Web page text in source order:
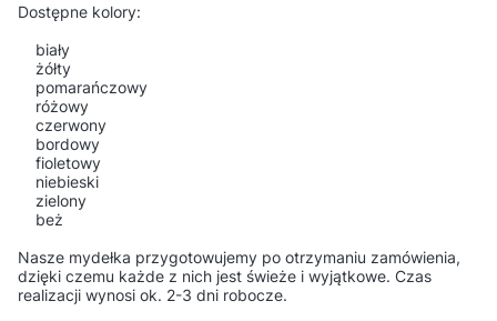
Dostępne kolory:
biały
żółty
pomarańczowy
różowy
czerwony
bordowy
fioletowy
niebieski
zielony
beż
Nasze mydełka przygotowujemy po otrzymaniu zamówienia,
dzięki czemu każde z nich jest świeże i wyjątkowe. Czas
realizacji wynosi ok. 2-3 dni robocze.